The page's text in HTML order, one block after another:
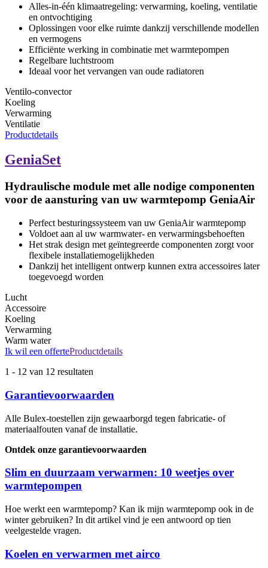
Alles-in-één klimaatregeling: verwarming, koeling, ventilatie
en ontvochtiging
Oplossingen voor elke ruimte dankzij verschillende modellen
en vermogens
Efficiënte werking in combinatie met warmtepompen
Regelbare luchtstroom
Ideaal voor het vervangen van oude radiatoren
Ventilo-convector
Koeling
Verwarming
Ventilatie
Productdetails
GeniaSet
Hydraulische module met alle nodige componenten
voor de aansturing van uw warmtepomp GeniaAir
Perfect besturingssysteem van uw GeniaAir warmtepomp
Voldoet aan al uw warmwater- en verwarmingsbehoeften
Het strak design met geïntegreerde componenten zorgt voor
flexibele installatiemogelijkheden
Dankzij het intelligent ontwerp kunnen extra accessoires later
toegevoegd worden
Lucht
Accessoire
Koeling
Verwarming
Warm water
Ik wil een offerteProductdetails
1 - 12 van 12 resultaten
Garantievoorwaarden
Alle Bulex-toestellen zijn gewaarborgd tegen fabricatie- of
materiaalfouten vanaf de installatie.
Ontdek onze garantievoorwaarden
Slim en duurzaam verwarmen: 10 weetjes over
warmtepompen
Hoe werkt een warmtepomp? Kan ik mijn warmtepomp ook in de
winter gebruiken? In dit artikel vind je een antwoord op tien
veelgestelde vragen.
Koelen en verwarmen met airco